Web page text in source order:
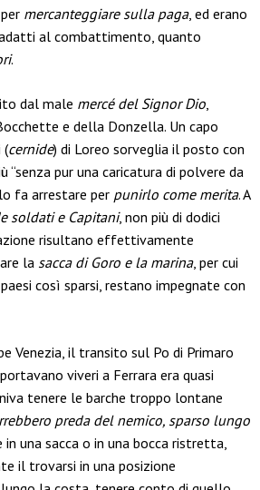
mercanteggiare sulla paga, ed erano
al combattimento, quanto
.
dal male mercé del Signor Dio,
e della Donzella. Un capo
(cernide) di Loreo sorveglia il posto con
“senza pur una caricatura di polvere da
fa arrestare per punirlo come merita. A
soldati e Capitani, non più di dodici
risultano effettivamente
la sacca di Goro e la marina, per cui
così sparsi, restano impegnate con
Venezia, il transito sul Po di Primaro
viveri a Ferrara era quasi
tenere le barche troppo lontane
preda del nemico, sparso lungo
in una sacca o in una bocca ristretta,
il trovarsi in una posizione